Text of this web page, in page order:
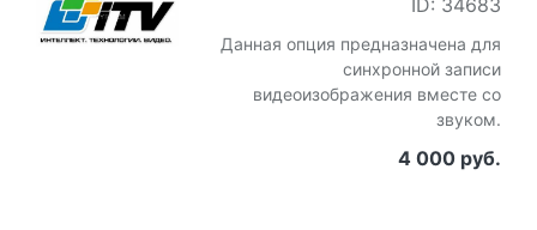
ID: 34683
Данная опция предназначена для
синхронной записи
видеоизображения вместе со
звуком.
4 000 руб.